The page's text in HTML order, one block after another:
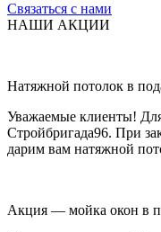
Связаться с нами
НАШИ АКЦИИ
Натяжной потолок в
Уважаемые клиенты!
Стройбригада96. При
дарим вам натяжной
Акция — мойка окон в